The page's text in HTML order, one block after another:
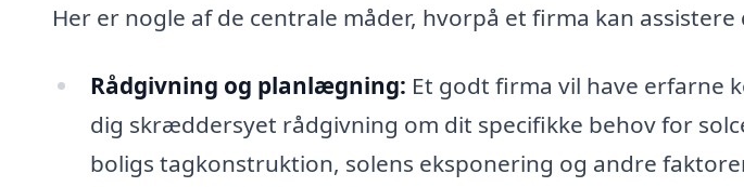
Her er nogle af de centrale måder, hvorpå et firma kan
Rådgivning og planlægning: Et godt firma vil have erfarne
dig skræddersyet rådgivning om dit specifikke behov for
boligs tagkonstruktion, solens eksponering og andre